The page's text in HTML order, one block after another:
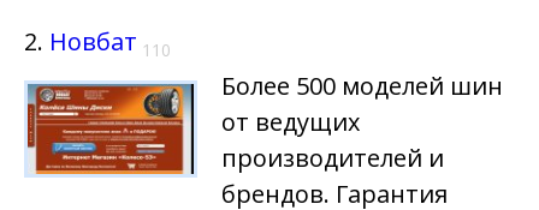
2. Новбат 110
Более 500 моделей шин
от ведущих
производителей и
брендов. Гарантия